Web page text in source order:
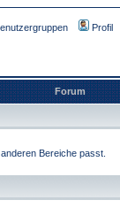
Profil
Forum
Bereiche passt.